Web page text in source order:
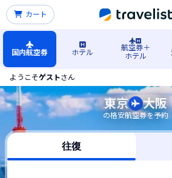
カート
国内航空券 ホテル
航空券＋
ホテル
ようこそゲストさん
東京発→大阪行きの格安航空券・飛行機
東京 大阪
の格安航空券を予約
往復